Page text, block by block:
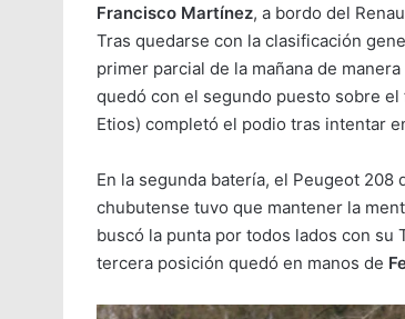
Francisco Martínez, a bordo del
Tras quedarse con la clasificación
primer parcial de la mañana de
quedó con el segundo puesto sobre
Etios) completó el podio tras intentar
En la segunda batería, el Peugeot 208
chubutense tuvo que mantener la
buscó la punta por todos lados con su
tercera posición quedó en manos de